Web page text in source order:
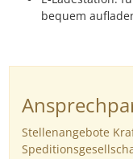
bequem
Stellenangebote